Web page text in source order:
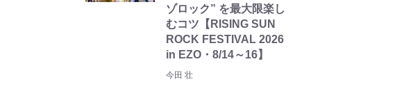
ゾロック” を最大限楽し
むコツ【RISING SUN
ROCK FESTIVAL 2026
in EZO・8/14～16】
今田 壮